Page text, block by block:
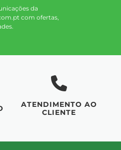
da
com ofertas,
ATENDIMENTO AO
CLIENTE